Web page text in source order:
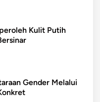
Kulit Putih
Gender Melalui